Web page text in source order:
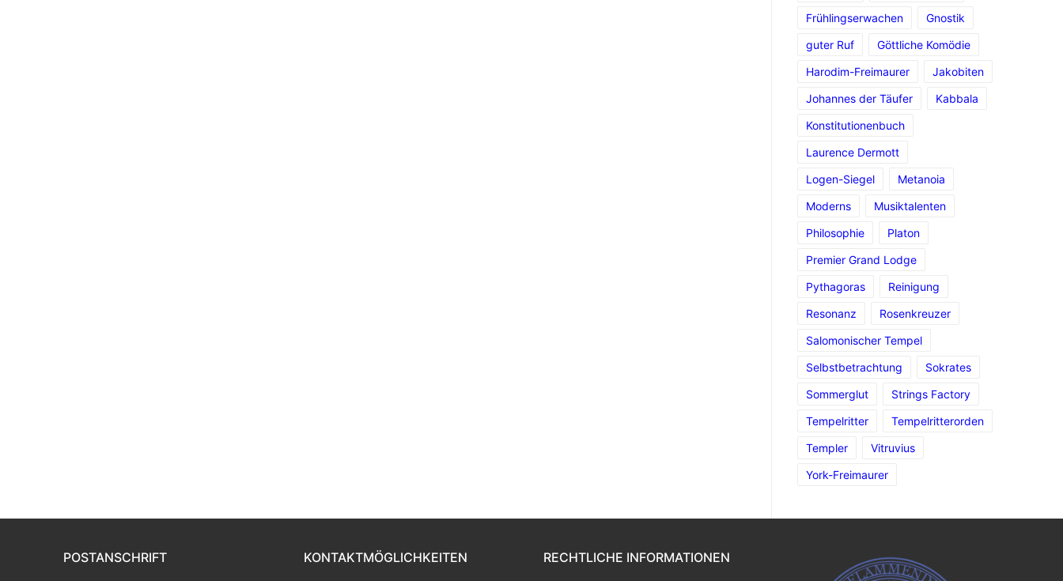
Frühlingserwachen
Gnostik
guter Ruf
Göttliche Komödie
Harodim-Freimaurer
Jakobiten
Johannes der Täufer
Kabbala
Konstitutionenbuch
Laurence Dermott
Logen-Siegel
Metanoia
Moderns
Musiktalenten
Philosophie
Platon
Premier Grand Lodge
Pythagoras
Reinigung
Resonanz
Rosenkreuzer
Salomonischer Tempel
Selbstbetrachtung
Sokrates
Sommerglut
Strings Factory
Tempelritter
Tempelritterorden
Templer
Vitruvius
York-Freimaurer
POSTANSCHRIFT KONTAKTMÖGLICHKEITEN RECHTLICHE INFORMATIONEN